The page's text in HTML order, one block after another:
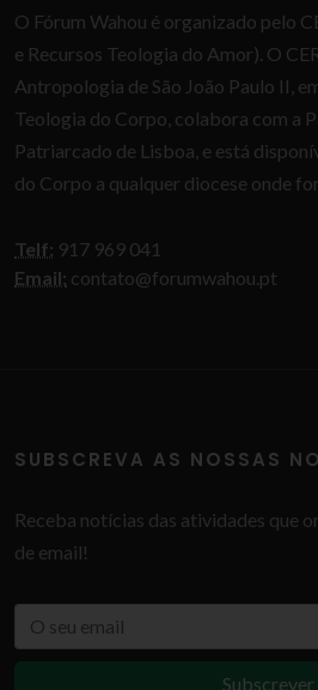
O Fórum Wahou é organizado pelo
e Recursos Teologia do Amor). O
Antropologia de São João Paulo II,
Teologia do Corpo, colabora com a
Patriarcado de Lisboa, e está
do Corpo a qualquer diocese onde
Telf: 917 969 041
Email: contato@forumwahou.pt
SUBSCREVA AS NOSSAS
Receba notícias das atividades que
de email!
Subscrever